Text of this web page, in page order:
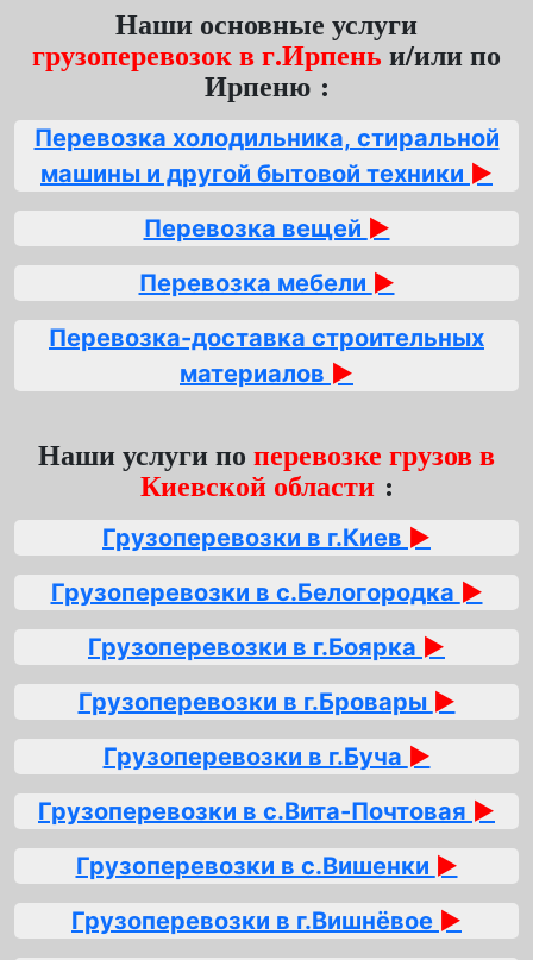
Наши основные услуги
грузоперевозок в г.Ирпень и/или по
Ирпеню :
Перевозка холодильника, стиральной
машины и другой бытовой техники ►
Перевозка вещей ►
Перевозка мебели ►
Перевозка-доставка строительных
материалов ►
Наши услуги по перевозке грузов в
Киевской области:
Грузоперевозки в г.Киев ►
Грузоперевозки в с.Белогородка ►
Грузоперевозки в г.Боярка ►
Грузоперевозки в г.Бровары ►
Грузоперевозки в г.Буча ►
Грузоперевозки в с.Вита-Почтовая ►
Грузоперевозки в с.Вишенки ►
Грузоперевозки в г.Вишнёвое ►